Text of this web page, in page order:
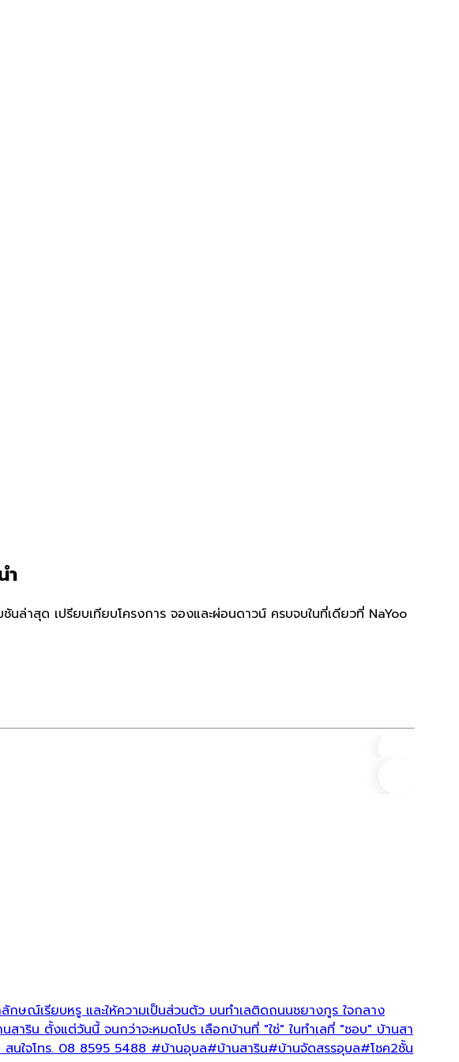
ำ
ล่าสุด เปรียบเทียบโครงการ จองและผ่อนดาวน์ ครบจบในที่เดียวที่ NaYoo
ษณ์เรียบหรู และให้ความเป็นส่วนตัว บนทำเลติดถนนชยางกูร ใจกลาง
ริน ตั้งแต่วันนี้ จนกว่าจะหมดโปร เลือกบ้านที่ "ใช่" ในทำเลที่ "ชอบ" บ้านสา
สนใจโทร. 08 8595 5488#บ้านอุบล#บ้านสาริน#บ้านจัดสรรอุบล#โชค2ชั้น